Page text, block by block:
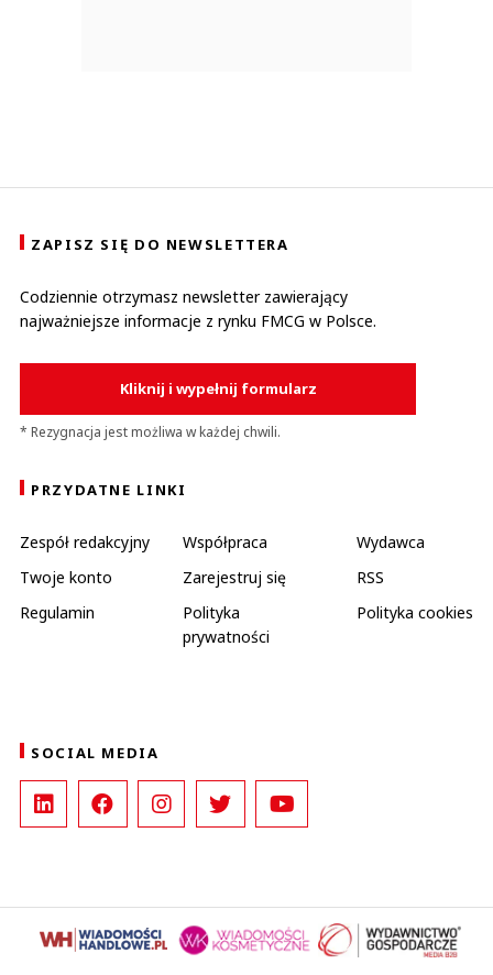
ZAPISZ SIĘ DO NEWSLETTERA
Codziennie otrzymasz newsletter zawierający
najważniejsze informacje z rynku FMCG w Polsce.
Kliknij i wypełnij formularz
* Rezygnacja jest możliwa w każdej chwili.
PRZYDATNE LINKI
Zespół redakcyjny Współpraca
Wydawca
Twoje konto
Zarejestruj się
RSS
Regulamin
Polityka
prywatności
Polityka cookies
SOCIAL MEDIA